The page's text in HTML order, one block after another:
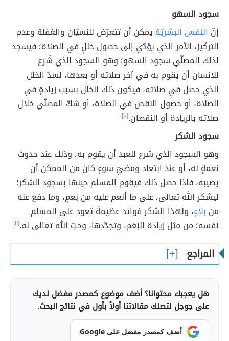
سجود السهو
إنّ النفس البشريّة يمكن أن تتعرّض للنسيّان والغفلة وعدم
التركيز، الأمر الذي يؤدّي إلى حصول خللٍ في الصلاة؛ فيسجد
لذلك المصلّي سجود السهو؛ وهو السجود الذي شُرع
للإنسان أن يقوم به في آخر صلاته أو بعدها، لسدّ الخلل
الذي حصل في صلاته، فيكون ذلك الخلل بسبب زيادةٍ في
الصلاة، أو حصول النقص في الصلاة، أو شكّ المصلّي خلال
صلاته بالزيادة أو النقصان.[١٠]
سجود الشكر
وهو السجود الذي شرع للعبد أن يقوم به، وذلك عند حدوث
نعمةٍ له، أو عند ابتعاد ومضيّ سوءٍ كان من الممكن أن
يصيبه، فإذا حصل ذلك فيقوم المسلم حينها بسجود الشكر؛
ليشكر الله تعالى، على ما أنعم عليه من نِعمٍ، وما دفع عنه
من بلاءٍ، ولهذا الشكر فوائد عظيمةٌ تعود على المسلم
نفسه؛ من مثل زيادة النِعَم، وتجدّدها، وحبّ الله تعالى له.[١١]
المراجع
هل يعجبك محتوانا؟ أضف موضوع كمصدر مفضل لديك
على جوجل لتصلك مقالاتنا أولاً بأول في نتائج البحث.
أضف كمصدر مفضل على Google